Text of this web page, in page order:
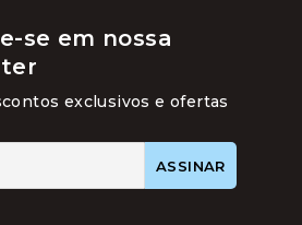
se em nossa
exclusivos e ofertas